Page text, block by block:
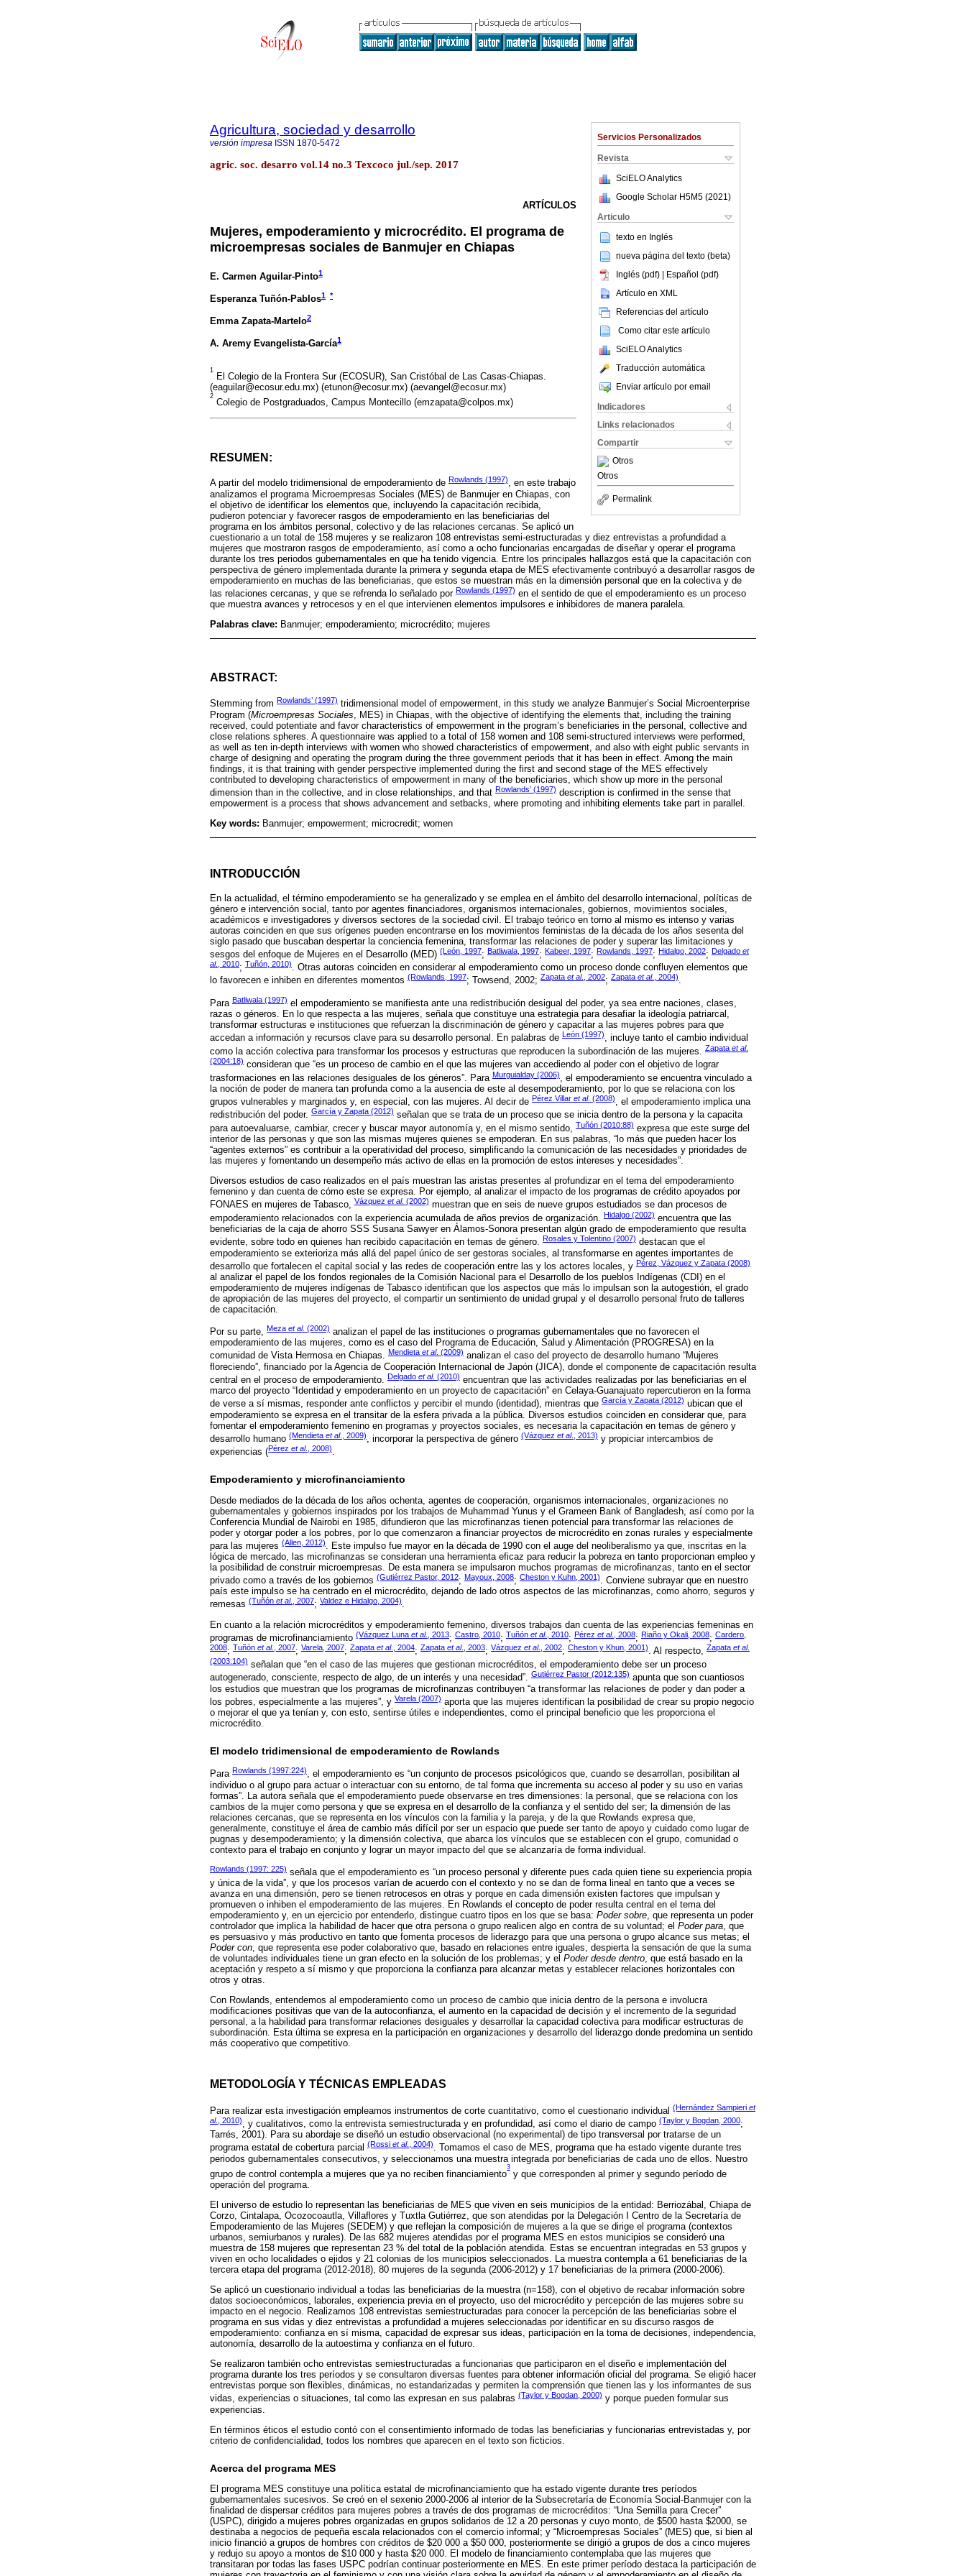
Servicios Personalizados
Revista
SciELO Analytics
Google Scholar H5M5 (2021 )
Articulo
texto en Inglés
nueva página del texto (beta)
Inglés (pdf) | Español (pdf)
Artículo en XML
Referencias del artículo
Como citar este artículo
SciELO Analytics
Traducción automática
Enviar artículo por email
Indicadores
Links relacionados
Compartir
Otros
Otros
Permalink
Agricultura, sociedad y desarrollo
versión impresa ISSN 1870-5472
agric. soc. desarro vol.14 no.3 Texcoco jul./sep. 2017
ARTÍCULOS
Mujeres, empoderamiento y microcrédito. El programa de
microempresas sociales de Banmujer en Chiapas
E. Carmen Aguilar-Pinto1
Esperanza Tuñón-Pablos1 *
Emma Zapata-Martelo2
A. Aremy Evangelista-García1
1
El Colegio de la Frontera Sur (ECOSUR), San Cristóbal de Las Casas-Chiapas.
(eaguilar@ecosur.edu.mx) (etunon@ecosur.mx) (aevangel@ecosur.mx)
2
Colegio de Postgraduados, Campus Montecillo (emzapata@colpos.mx)
RESUMEN:
A partir del modelo tridimensional de empoderamiento de Rowlands (1997), en este trabajo
analizamos el programa Microempresas Sociales (MES) de Banmujer en Chiapas, con
el objetivo de identificar los elementos que, incluyendo la capacitación recibida,
pudieron potenciar y favorecer rasgos de empoderamiento en las beneficiarias del
programa en los ámbitos personal, colectivo y de las relaciones cercanas. Se aplicó un
cuestionario a un total de 158 mujeres y se realizaron 108 entrevistas semi-estructuradas y diez entrevistas a profundidad a
mujeres que mostraron rasgos de empoderamiento, así como a ocho funcionarias encargadas de diseñar y operar el programa
durante los tres periodos gubernamentales en que ha tenido vigencia. Entre los principales hallazgos está que la capacitación con
perspectiva de género implementada durante la primera y segunda etapa de MES efectivamente contribuyó a desarrollar rasgos de
empoderamiento en muchas de las beneficiarias, que estos se muestran más en la dimensión personal que en la colectiva y de
las relaciones cercanas, y que se refrenda lo señalado por Rowlands (1997) en el sentido de que el empoderamiento es un proceso
que muestra avances y retrocesos y en el que intervienen elementos impulsores e inhibidores de manera paralela.
Palabras clave: Banmujer; empoderamiento; microcrédito; mujeres
ABSTRACT:
Stemming from Rowlands’ (1997) tridimensional model of empowerment, in this study we analyze Banmujer’s Social Microenterprise
Program (Microempresas Sociales , MES) in Chiapas, with the objective of identifying the elements that, including the training
received, could potentiate and favor characteristics of empowerment in the program’s beneficiaries in the personal, collective and
close relations spheres. A questionnaire was applied to a total of 158 women and 108 semi-structured interviews were performed,
as well as ten in-depth interviews with women who showed characteristics of empowerment, and also with eight public servants in
charge of designing and operating the program during the three government periods that it has been in effect. Among the main
findings, it is that training with gender perspective implemented during the first and second stage of the MES effectively
contributed to developing characteristics of empowerment in many of the beneficiaries, which show up more in the personal
dimension than in the collective, and in close relationships, and that Rowlands’ (1997) description is confirmed in the sense that
empowerment is a process that shows advancement and setbacks, where promoting and inhibiting elements take part in parallel.
Key words: Banmujer; empowerment; microcredit; women
INTRODUCCIÓN
En la actualidad, el término empoderamiento se ha generalizado y se emplea en el ámbito del desarrollo internacional, políticas de
género e intervención social, tanto por agentes financiadores, organismos internacionales, gobiernos, movimientos sociales,
académicos e investigadores y diversos sectores de la sociedad civil. El trabajo teórico en torno al mismo es intenso y varias
autoras coinciden en que sus orígenes pueden encontrarse en los movimientos feministas de la década de los años sesenta del
siglo pasado que buscaban despertar la conciencia femenina, transformar las relaciones de poder y superar las limitaciones y
sesgos del enfoque de Mujeres en el Desarrollo (MED) (León, 1997; Batliwala, 1997; Kabeer, 1997; Rowlands, 1997; Hidalgo, 2002; Delgado et
al., 2010; Tuñón, 2010). Otras autoras coinciden en considerar al empoderamiento como un proceso donde confluyen elementos que
lo favorecen e inhiben en diferentes momentos (Rowlands, 1997; Towsend, 2002; Zapata et al., 2002; Zapata et al., 2004).
Para Batliwala (1997) el empoderamiento se manifiesta ante una redistribución desigual del poder, ya sea entre naciones, clases,
razas o géneros. En lo que respecta a las mujeres, señala que constituye una estrategia para desafiar la ideología patriarcal,
transformar estructuras e instituciones que refuerzan la discriminación de género y capacitar a las mujeres pobres para que
accedan a información y recursos clave para su desarrollo personal. En palabras de León (1997), incluye tanto el cambio individual
como la acción colectiva para transformar los procesos y estructuras que reproducen la subordinación de las mujeres. Zapata et al.
(2004:18) consideran que “es un proceso de cambio en el que las mujeres van accediendo al poder con el objetivo de lograr
trasformaciones en las relaciones desiguales de los géneros”. Para Murguialday (2006)
, el empoderamiento se encuentra vinculado a
la noción de poder de manera tan profunda como a la ausencia de este al desempoderamiento, por lo que se relaciona con los
grupos vulnerables y marginados y, en especial, con las mujeres. Al decir de Pérez Villar et al. (2008), el empoderamiento implica una
redistribución del poder. García y Zapata (2012) señalan que se trata de un proceso que se inicia dentro de la persona y la capacita
para autoevaluarse, cambiar, crecer y buscar mayor autonomía y, en el mismo sentido, Tuñón (2010:88) expresa que este surge del
interior de las personas y que son las mismas mujeres quienes se empoderan. En sus palabras, “lo más que pueden hacer los
“agentes externos” es contribuir a la operatividad del proceso, simplificando la comunicación de las necesidades y prioridades de
las mujeres y fomentando un desempeño más activo de ellas en la promoción de estos intereses y necesidades”.
Diversos estudios de caso realizados en el país muestran las aristas presentes al profundizar en el tema del empoderamiento
femenino y dan cuenta de cómo este se expresa. Por ejemplo, al analizar el impacto de los programas de crédito apoyados por
FONAES en mujeres de Tabasco, Vázquez et al. (2002) muestran que en seis de nueve grupos estudiados se dan procesos de
empoderamiento relacionados con la experiencia acumulada de años previos de organización. Hidalgo (2002) encuentra que las
beneficiarias de la caja de ahorro SSS Susana Sawyer en Álamos-Sonora presentan algún grado de empoderamiento que resulta
evidente, sobre todo en quienes han recibido capacitación en temas de género. Rosales y Tolentino (2007) destacan que el
empoderamiento se exterioriza más allá del papel único de ser gestoras sociales, al transformarse en agentes importantes de
desarrollo que fortalecen el capital social y las redes de cooperación entre las y los actores locales, y Pérez, Vázquez y Zapata (2008)
al analizar el papel de los fondos regionales de la Comisión Nacional para el Desarrollo de los pueblos Indígenas (CDI) en el
empoderamiento de mujeres indígenas de Tabasco identifican que los aspectos que más lo impulsan son la autogestión, el grado
de apropiación de las mujeres del proyecto, el compartir un sentimiento de unidad grupal y el desarrollo personal fruto de talleres
de capacitación.
Por su parte, Meza et al. (2002) analizan el papel de las instituciones o programas gubernamentales que no favorecen el
empoderamiento de las mujeres, como es el caso del Programa de Educación, Salud y Alimentación (PROGRESA) en la
comunidad de Vista Hermosa en Chiapas. Mendieta et al. (2009) analizan el caso del proyecto de desarrollo humano “Mujeres
floreciendo”, financiado por la Agencia de Cooperación Internacional de Japón (JICA), donde el componente de capacitación resulta
central en el proceso de empoderamiento. Delgado et al. (2010) encuentran que las actividades realizadas por las beneficiarias en el
marco del proyecto “Identidad y empoderamiento en un proyecto de capacitación” en Celaya-Guanajuato repercutieron en la forma
de verse a sí mismas, responder ante conflictos y percibir el mundo (identidad), mientras que García y Zapata (2012) ubican que el
empoderamiento se expresa en el transitar de la esfera privada a la pública. Diversos estudios coinciden en considerar que, para
fomentar el empoderamiento femenino en programas y proyectos sociales, es necesaria la capacitación en temas de género y
desarrollo humano (Mendieta et al., 2009), incorporar la perspectiva de género (Vázquez et al., 2013) y propiciar intercambios de
experiencias (Pérez et al., 2008).
Empoderamiento y microfinanciamiento
Desde mediados de la década de los años ochenta, agentes de cooperación, organismos internacionales, organizaciones no
gubernamentales y gobiernos inspirados por los trabajos de Muhammad Yunus y el Grameen Bank of Bangladesh, así como por la
Conferencia Mundial de Nairobi en 1985, difundieron que las microfinanzas tienen potencial para transformar las relaciones de
poder y otorgar poder a los pobres, por lo que comenzaron a financiar proyectos de microcrédito en zonas rurales y especialmente
para las mujeres (Allen, 2012). Este impulso fue mayor en la década de 1990 con el auge del neoliberalismo ya que, inscritas en la
lógica de mercado, las microfinanzas se consideran una herramienta eficaz para reducir la pobreza en tanto proporcionan empleo y
la posibilidad de construir microempresas. De esta manera se impulsaron muchos programas de microfinanzas, tanto en el sector
privado como a través de los gobiernos (Gutiérrez Pastor, 2012; Mayoux, 2008; Cheston y Kuhn, 2001). Conviene subrayar que en nuestro
país este impulso se ha centrado en el microcrédito, dejando de lado otros aspectos de las microfinanzas, como ahorro, seguros y
remesas (Tuñón et al., 2007; Valdez e Hidalgo, 2004).
En cuanto a la relación microcréditos y empoderamiento femenino, diversos trabajos dan cuenta de las experiencias femeninas en
programas de microfinanciamiento (Vázquez Luna et al., 2013; Castro, 2010; Tuñón et al., 2010; Pérez et al., 2008; Riaño y Okali, 2008; Cardero,
2008; Tuñón et al., 2007; Varela, 2007; Zapata et al., 2004; Zapata et al., 2003; Vázquez et al., 2002; Cheston y Khun, 2001). Al respecto, Zapata et al.
(2003:104) señalan que “en el caso de las mujeres que gestionan microcréditos, el empoderamiento debe ser un proceso
autogenerado, consciente, respecto de algo, de un interés y una necesidad”. Gutiérrez Pastor (2012:135) apunta que son cuantiosos
los estudios que muestran que los programas de microfinanzas contribuyen “a transformar las relaciones de poder y dan poder a
los pobres, especialmente a las mujeres”, y Varela (2007) aporta que las mujeres identifican la posibilidad de crear su propio negocio
o mejorar el que ya tenían y, con esto, sentirse útiles e independientes, como el principal beneficio que les proporciona el
microcrédito.
El modelo tridimensional de empoderamiento de Rowlands
Para Rowlands (1997:224), el empoderamiento es “un conjunto de procesos psicológicos que, cuando se desarrollan, posibilitan al
individuo o al grupo para actuar o interactuar con su entorno, de tal forma que incrementa su acceso al poder y su uso en varias
formas”. La autora señala que el empoderamiento puede observarse en tres dimensiones: la personal, que se relaciona con los
cambios de la mujer como persona y que se expresa en el desarrollo de la confianza y el sentido del ser; la dimensión de las
relaciones cercanas, que se representa en los vínculos con la familia y la pareja, y de la que Rowlands expresa que,
generalmente, constituye el área de cambio más difícil por ser un espacio que puede ser tanto de apoyo y cuidado como lugar de
pugnas y desempoderamiento; y la dimensión colectiva, que abarca los vínculos que se establecen con el grupo, comunidad o
contexto para el trabajo en conjunto y lograr un mayor impacto del que se alcanzaría de forma individual.
Rowlands (1997: 225) señala que el empoderamiento es “un proceso personal y diferente pues cada quien tiene su experiencia propia
y única de la vida”, y que los procesos varían de acuerdo con el contexto y no se dan de forma lineal en tanto que a veces se
avanza en una dimensión, pero se tienen retrocesos en otras y porque en cada dimensión existen factores que impulsan y
promueven o inhiben el empoderamiento de las mujeres. En Rowlands el concepto de poder resulta central en el tema del
empoderamiento y, en un ejercicio por entenderlo, distingue cuatro tipos en los que se basa: Poder sobre, que representa un poder
controlador que implica la habilidad de hacer que otra persona o grupo realicen algo en contra de su voluntad; el Poder para, que
es persuasivo y más productivo en tanto que fomenta procesos de liderazgo para que una persona o grupo alcance sus metas; el
Poder con, que representa ese poder colaborativo que, basado en relaciones entre iguales, despierta la sensación de que la suma
de voluntades individuales tiene un gran efecto en la solución de los problemas; y el Poder desde dentro, que está basado en la
aceptación y respeto a sí mismo y que proporciona la confianza para alcanzar metas y establecer relaciones horizontales con
otros y otras.
Con Rowlands, entendemos al empoderamiento como un proceso de cambio que inicia dentro de la persona e involucra
modificaciones positivas que van de la autoconfianza, el aumento en la capacidad de decisión y el incremento de la seguridad
personal, a la habilidad para transformar relaciones desiguales y desarrollar la capacidad colectiva para modificar estructuras de
subordinación. Esta última se expresa en la participación en organizaciones y desarrollo del liderazgo donde predomina un sentido
más cooperativo que competitivo.
METODOLOGÍA Y TÉCNICAS EMPLEADAS
Para realizar esta investigación empleamos instrumentos de corte cuantitativo, como el cuestionario individual (Hernández Sampieri et
al., 2010), y cualitativos, como la entrevista semiestructurada y en profundidad, así como el diario de campo (Taylor y Bogdan, 2000;
Tarrés, 2001). Para su abordaje se diseñó un estudio observacional (no experimental) de tipo transversal por tratarse de un
programa estatal de cobertura parcial (Rossi et al., 2004). Tomamos el caso de MES, programa que ha estado vigente durante tres
periodos gubernamentales consecutivos, y seleccionamos una muestra integrada por beneficiarias de cada uno de ellos. Nuestro
grupo de control contempla a mujeres que ya no reciben financiamiento
3
y que corresponden al primer y segundo período de
operación del programa.
El universo de estudio lo representan las beneficiarias de MES que viven en seis municipios de la entidad: Berriozábal, Chiapa de
Corzo, Cintalapa, Ocozocoautla, Villaflores y Tuxtla Gutiérrez, que son atendidas por la Delegación I Centro de la Secretaría de
Empoderamiento de las Mujeres (SEDEM) y que reflejan la composición de mujeres a la que se dirige el programa (contextos
urbanos, semiurbanos y rurales). De las 682 mujeres atendidas por el programa MES en estos municipios se consideró una
muestra de 158 mujeres que representan 23 % del total de la población atendida. Estas se encuentran integradas en 53 grupos y
viven en ocho localidades o ejidos y 21 colonias de los municipios seleccionados. La muestra contempla a 61 beneficiarias de la
tercera etapa del programa (2012-2018), 80 mujeres de la segunda (2006-2012) y 17 beneficiarias de la primera (2000-2006).
Se aplicó un cuestionario individual a todas las beneficiarias de la muestra (n=158), con el objetivo de recabar información sobre
datos socioeconómicos, laborales, experiencia previa en el proyecto, uso del microcrédito y percepción de las mujeres sobre su
impacto en el negocio. Realizamos 108 entrevistas semiestructuradas para conocer la percepción de las beneficiarias sobre el
programa en sus vidas y diez entrevistas a profundidad a mujeres seleccionadas por identificar en su discurso rasgos de
empoderamiento: confianza en sí misma, capacidad de expresar sus ideas, participación en la toma de decisiones, independencia,
autonomía, desarrollo de la autoestima y confianza en el futuro.
Se realizaron también ocho entrevistas semiestructuradas a funcionarias que participaron en el diseño e implementación del
programa durante los tres períodos y se consultaron diversas fuentes para obtener información oficial del programa. Se eligió hacer
entrevistas porque son flexibles, dinámicas, no estandarizadas y permiten la comprensión que tienen las y los informantes de sus
vidas, experiencias o situaciones, tal como las expresan en sus palabras (Taylor y Bogdan, 2000) y porque pueden formular sus
experiencias.
En términos éticos el estudio contó con el consentimiento informado de todas las beneficiarias y funcionarias entrevistadas y, por
criterio de confidencialidad, todos los nombres que aparecen en el texto son ficticios.
Acerca del programa MES
El programa MES constituye una política estatal de microfinanciamiento que ha estado vigente durante tres períodos
gubernamentales sucesivos. Se creó en el sexenio 2000-2006 al interior de la Subsecretaría de Economía Social-Banmujer con la
finalidad de dispersar créditos para mujeres pobres a través de dos programas de microcréditos: “Una Semilla para Crecer”
(USPC), dirigido a mujeres pobres organizadas en grupos solidarios de 12 a 20 personas y cuyo monto, de $500 hasta $2000, se
destinaba a negocios de pequeña escala relacionados con el comercio informal; y “Microempresas Sociales” (MES) que, si bien al
inicio financió a grupos de hombres con créditos de $20 000 a $50 000, posteriormente se dirigió a grupos de dos a cinco mujeres
y redujo su apoyo a montos de $10 000 y hasta $20 000. El modelo de financiamiento contemplaba que las mujeres que
transitaran por todas las fases USPC podrían continuar posteriormente en MES. En este primer período destaca la participación de